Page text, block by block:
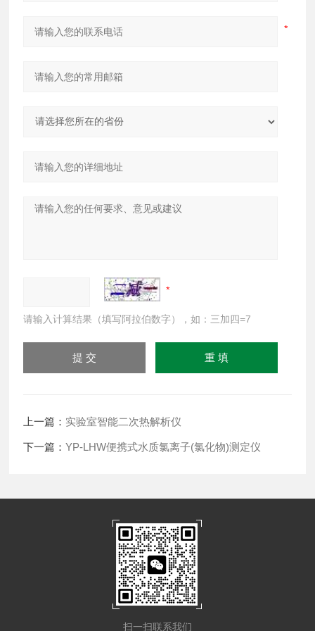
请输入计算结果（填写阿拉伯数字），如：三加四=7
上一篇： 实验室智能二次热解析仪
下一篇：YP-LHW便携式水质氯离子(氯化物)测定仪
扫一扫联系我们